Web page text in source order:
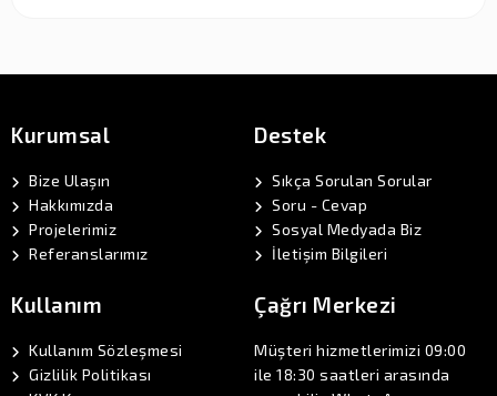
Kurumsal
Bize Ulaşın
Hakkımızda
Projelerimiz
Referanslarımız
Destek
Sıkça Sorulan Sorular
Soru - Cevap
Sosyal Medyada Biz
İletişim Bilgileri
Kullanım
Kullanım Sözleşmesi
Gizlilik Politikası
Çağrı Merkezi
Müşteri hizmetlerimizi 09:00
ile 18:30 saatleri arasında